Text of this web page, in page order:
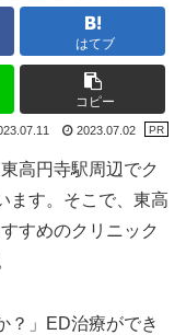
はてブ
コピー
2023.07.02
高円寺駅周辺でク
ます。そこで、東高
すめのクリニック
？」ED治療ができ